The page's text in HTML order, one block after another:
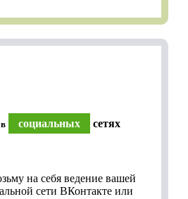
социальных сетях
на себя ведение вашей
сети ВКонтакте или